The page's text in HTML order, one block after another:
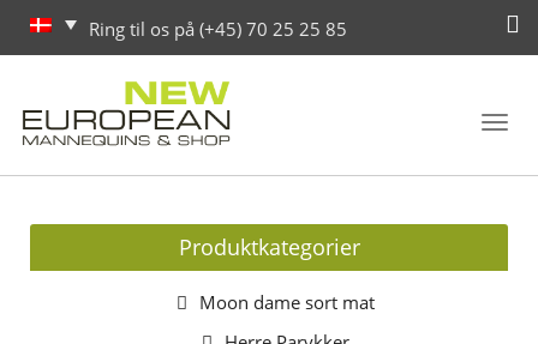
Ring til os på (+45) 70 25 25 85
Produktkategorier
Moon dame sort mat